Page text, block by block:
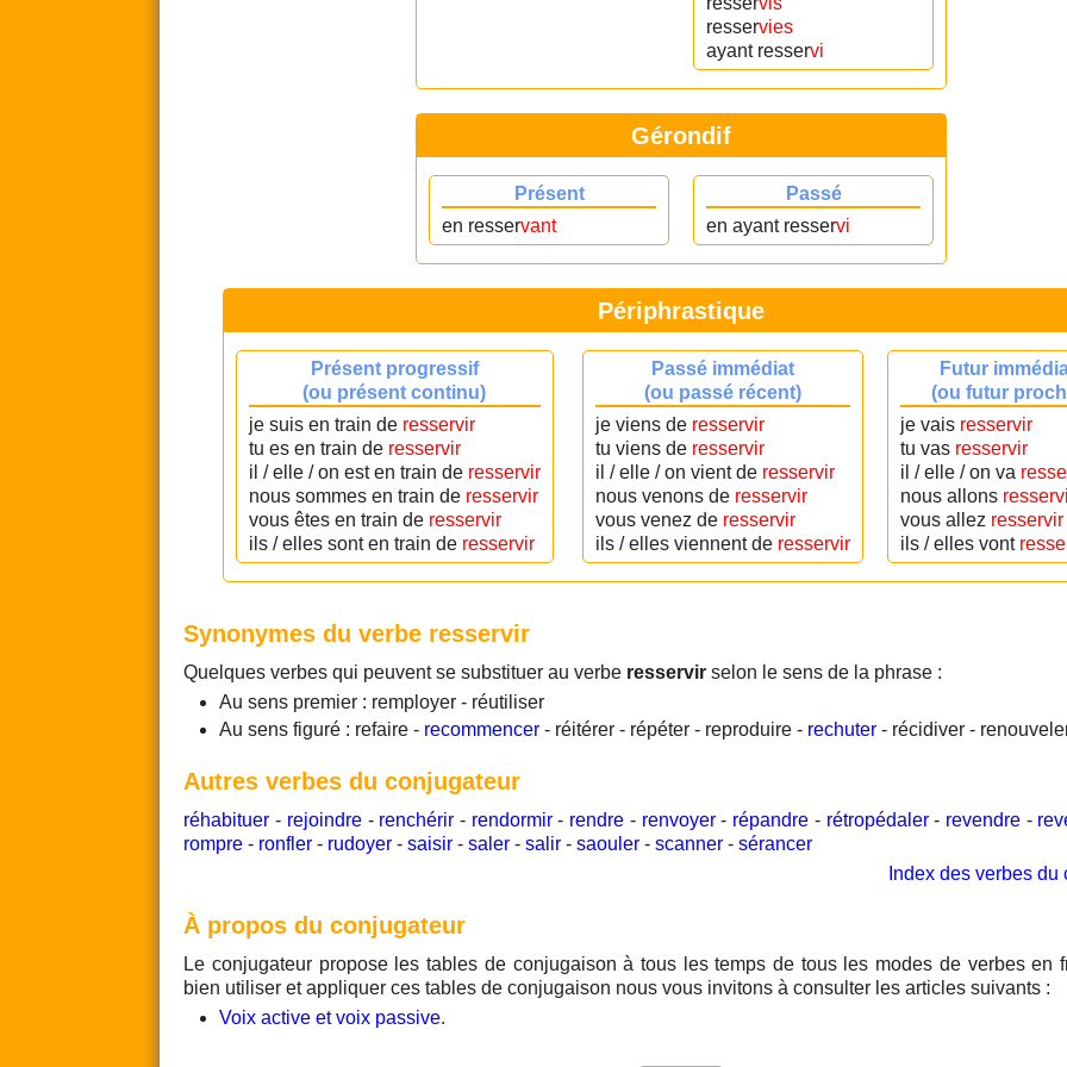
resservies
ayant resservi
Gérondif
Présent
en resservant
Passé
en ayant resservi
Périphrastique
Présent progressif
(ou présent continu)
je suis en train de resservir
tu es en train de resservir
il / elle / on est en train de resservir
nous sommes en train de resservir
vous êtes en train de resservir
ils / elles sont en train de resservir
Passé immédiat
(ou passé récent)
je viens de resservir
tu viens de resservir
il / elle / on vient de resservir
nous venons de resservir
vous venez de resservir
ils / elles viennent de resservir
Futur
(ou futur
je vais resservir
tu vas resservir
il / elle / on va
nous allons
vous allez resservir
ils / elles vont
Synonymes du verbe resservir
Quelques verbes qui peuvent se substituer au verbe resservir selon le sens de la phrase :
Au sens premier : remployer - réutiliser
Au sens figuré : refaire - recommencer - réitérer - répéter - reproduire - rechuter - récidiver -
Autres verbes du conjugateur
réhabituer - rejoindre- renchérir - rendormir- rendre - renvoyer- répandre - rétropédaler- revendre -
rompre - ronfler - rudoyer -saisir -saler -salir -saouler -scanner -sérancer
Index des verbes du
À propos du conjugateur
Le conjugateur propose les tables de conjugaison à tous les temps de tous les modes de verbes en
bien utiliser et appliquer ces tables de conjugaison nous vous invitons à consulter les articles suivants :
Voix active et voix passive.